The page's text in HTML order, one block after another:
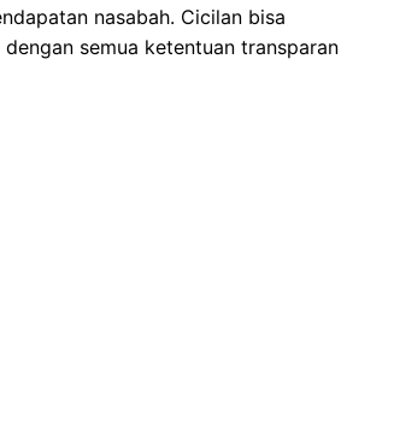
nasabah. Cicilan bisa
semua ketentuan transparan